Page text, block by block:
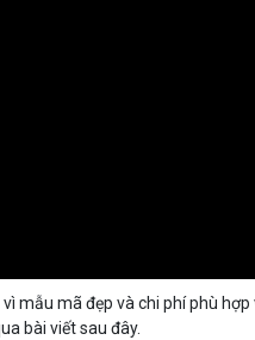
mẫu mã đẹp và chi phí phù hợp
bài viết sau đây.